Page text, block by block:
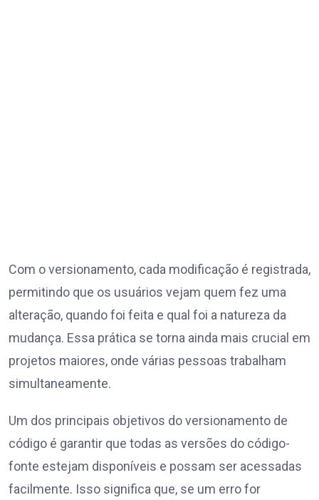
Com o versionamento, cada modificação é registrada,
permitindo que os usuários vejam quem fez uma
alteração, quando foi feita e qual foi a natureza da
mudança. Essa prática se torna ainda mais crucial em
projetos maiores, onde várias pessoas trabalham
simultaneamente.
Um dos principais objetivos do versionamento de
código é garantir que todas as versões do código-
fonte estejam disponíveis e possam ser acessadas
facilmente. Isso significa que, se um erro for